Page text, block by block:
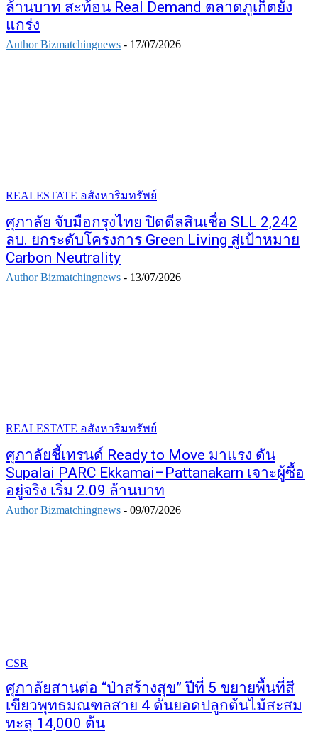
ล้านบาท สะท้อน Real Demand ตลาดภูเก็ตยัง
แกร่ง
Author Bizmatchingnews - 17/07/2026
REALESTATE อสังหาริมทรัพย์
ศุภาลัย จับมือกรุงไทย ปิดดีลสินเชื่อ SLL 2,242
ลบ. ยกระดับโครงการ Green Living สู่เป้าหมาย
Carbon Neutrality
Author Bizmatchingnews - 13/07/2026
REALESTATE อสังหาริมทรัพย์
ศุภาลัยชี้เทรนด์ Ready to Move มาแรง ดัน
Supalai PARC Ekkamai–Pattanakarn เจาะผู้ซื้อ
อยู่จริง เริ่ม 2.09 ล้านบาท
Author Bizmatchingnews - 09/07/2026
CSR
ศุภาลัยสานต่อ “ป่าสร้างสุข” ปีที่ 5 ขยายพื้นที่สี
เขียวพุทธมณฑลสาย 4 ดันยอดปลูกต้นไม้สะสม
ทะลุ 14,000 ต้น